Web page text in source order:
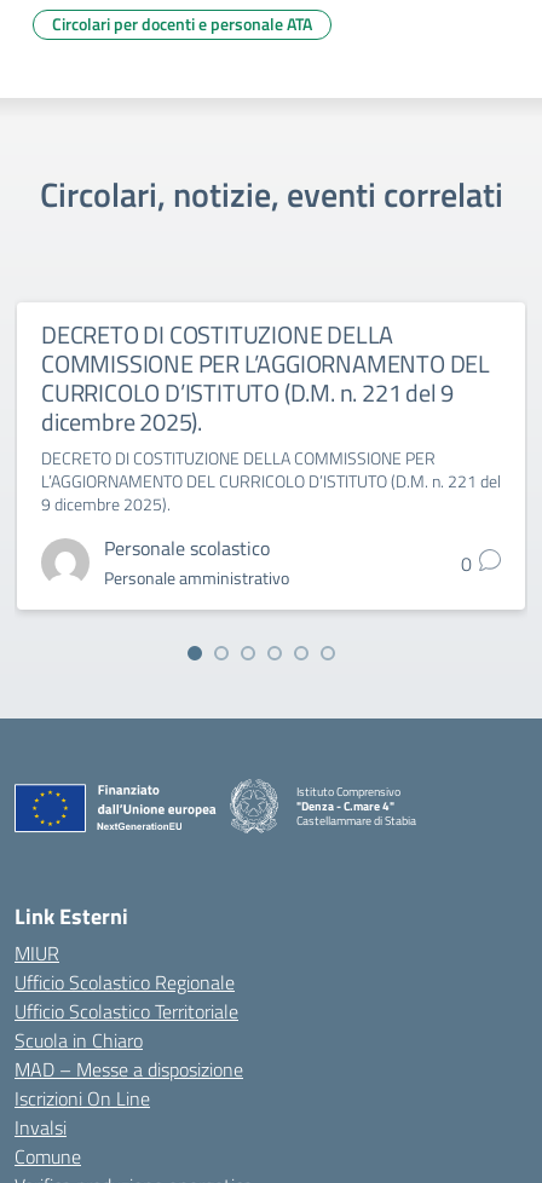
Circolari per docenti e personale ATA
Circolari, notizie, eventi correlati
DECRETO DI COSTITUZIONE DELLA
COMMISSIONE PER L’AGGIORNAMENTO DEL
CURRICOLO D’ISTITUTO (D.M. n. 221 del 9
dicembre 2025).
DECRETO DI COSTITUZIONE DELLA COMMISSIONE PER
L’AGGIORNAMENTO DEL CURRICOLO D’ISTITUTO (D.M. n. 221 del
9 dicembre 2025).
Personale scolastico
Personale amministrativo 0
Istituto Comprensivo
"Denza - C.mare 4"
Castellammare di Stabia
Link Esterni
MIUR
Ufficio Scolastico Regionale
Ufficio Scolastico Territoriale
Scuola in Chiaro
MAD – Messe a disposizione
Iscrizioni On Line
Invalsi
Comune